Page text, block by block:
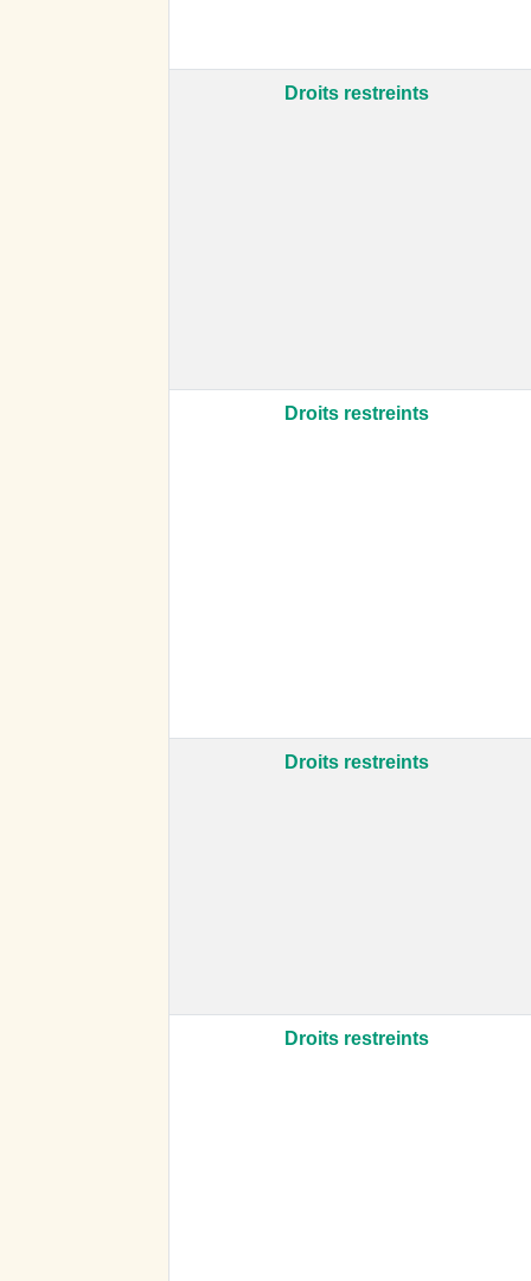
Droits restreints
Droits restreints
Droits restreints
Droits restreints